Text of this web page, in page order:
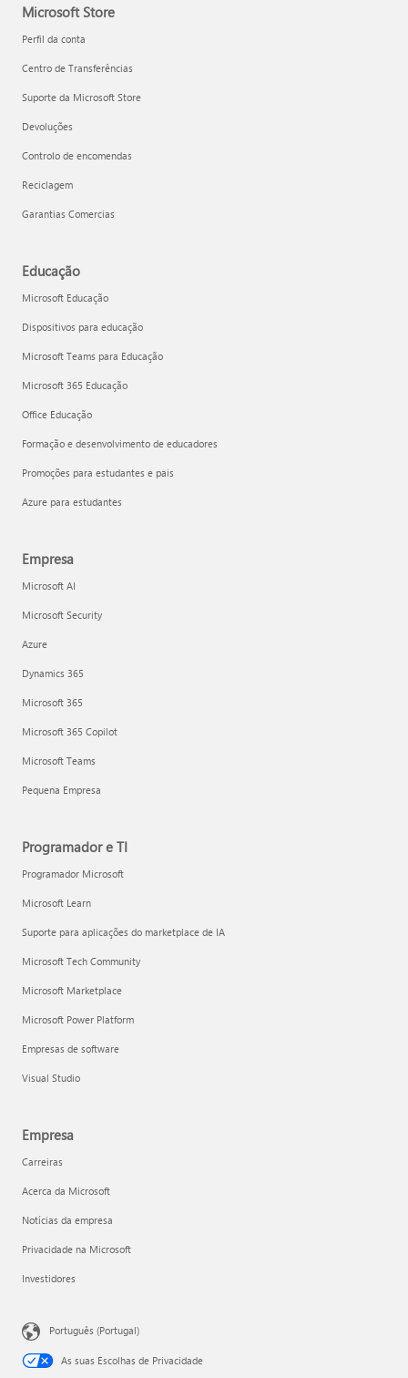
Microsoft Store
Perfil da conta
Centro de Transferências
Suporte da Microsoft Store
Devoluções
Controlo de encomendas
Reciclagem
Garantias Comercias
Educação
Microsoft Educação
Dispositivos para educação
Microsoft Teams para Educação
Microsoft 365 Educação
Office Educação
Formação e desenvolvimento de educadores
Promoções para estudantes e pais
Azure para estudantes
Empresa
Microsoft AI
Microsoft Security
Azure
Dynamics 365
Microsoft 365
Microsoft 365 Copilot
Microsoft Teams
Pequena Empresa
Programador e TI
Programador Microsoft
Microsoft Learn
Suporte para aplicações do marketplace de IA
Microsoft Tech Community
Microsoft Marketplace
Microsoft Power Platform
Empresas de software
Visual Studio
Empresa
Carreiras
Acerca da Microsoft
Notícias da empresa
Privacidade na Microsoft
Investidores
Português (Portugal)
As suas Escolhas de Privacidade